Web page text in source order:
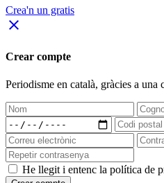
Crea'n un gratis
close
Crear compte
Periodisme en català, gràcies a una
He llegit i entenc la política de